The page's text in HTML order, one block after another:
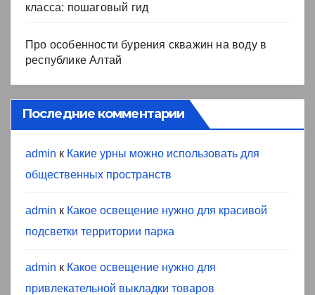
класса: пошаговый гид
Про особенности бурения скважин на воду в
республике Алтай
Последние комментарии
admin к Какие урны можно использовать для
общественных пространств
admin к Какое освещение нужно для красивой
подсветки территории парка
admin к Какое освещение нужно для
привлекательной выкладки товаров